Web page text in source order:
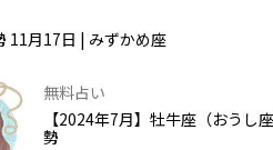
11月17日 | みずかめ座
無料占い
【2024年7月】牡牛座（おうし
勢